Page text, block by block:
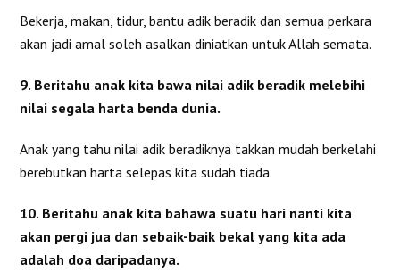
Bekerja, makan, tidur, bantu adik beradik dan semua perkara
akan jadi amal soleh asalkan diniatkan untuk Allah semata.
9. Beritahu anak kita bawa nilai adik beradik melebihi
nilai segala harta benda dunia.
Anak yang tahu nilai adik beradiknya takkan mudah berkelahi
berebutkan harta selepas kita sudah tiada.
10. Beritahu anak kita bahawa suatu hari nanti kita
akan pergi jua dan sebaik-baik bekal yang kita ada
adalah doa daripadanya.